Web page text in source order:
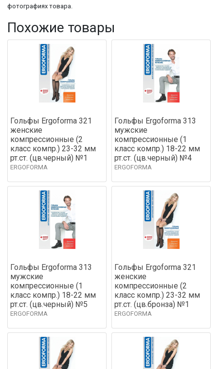
фотографиях товара.
Похожие товары
Гольфы Ergoforma 321
женские
компрессионные (2
класс компр.) 23-32 мм
рт.ст. (цв.черный) №1
ERGOFORMA
Гольфы Ergoforma 313
мужские
компрессионные (1
класс компр.) 18-22 мм
рт.ст. (цв.черный) №4
ERGOFORMA
Гольфы Ergoforma 313
мужские
компрессионные (1
класс компр.) 18-22 мм
рт.ст. (цв.черный) №5
ERGOFORMA
Гольфы Ergoforma 321
женские
компрессионные (2
класс компр.) 23-32 мм
рт.ст. (цв.бронза) №1
ERGOFORMA